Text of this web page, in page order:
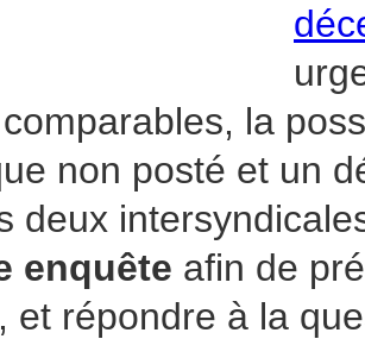
la
non posté et un
deux
enquête afin de
et répondre à la